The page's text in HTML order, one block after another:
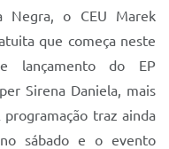
Negra, o CEU Marek
que começa neste
lançamento do EP
Sirena Daniela, mais
traz ainda
sábado e o evento